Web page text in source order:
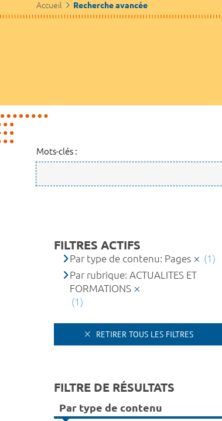
Accueil Recherche avancée
Mots-clés :
FILTRES ACTIFS
Par type de contenu: Pages
(1)
Par rubrique: ACTUALITES ET
FORMATIONS
(1)
RETIRER TOUS LES FILTRES
FILTRE DE RÉSULTATS
Par type de contenu